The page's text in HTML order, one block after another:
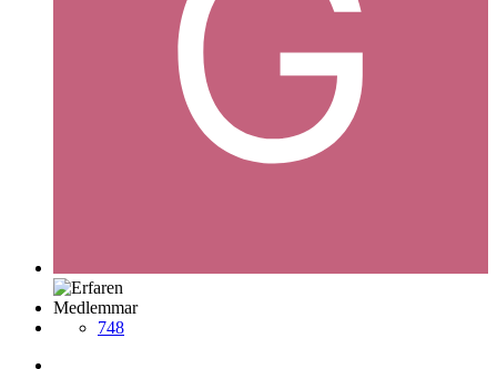
Medlemmar
748